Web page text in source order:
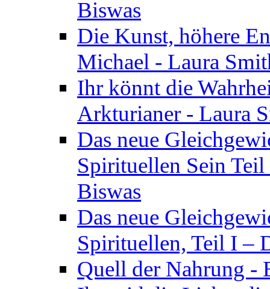
Biswas
Die Kunst, höhere
Michael - Laura
Ihr könnt die
Arkturianer - Laura
Das neue
Spirituellen Sein
Biswas
Das neue
Spirituellen, Teil I –
Quell der Nahrung -